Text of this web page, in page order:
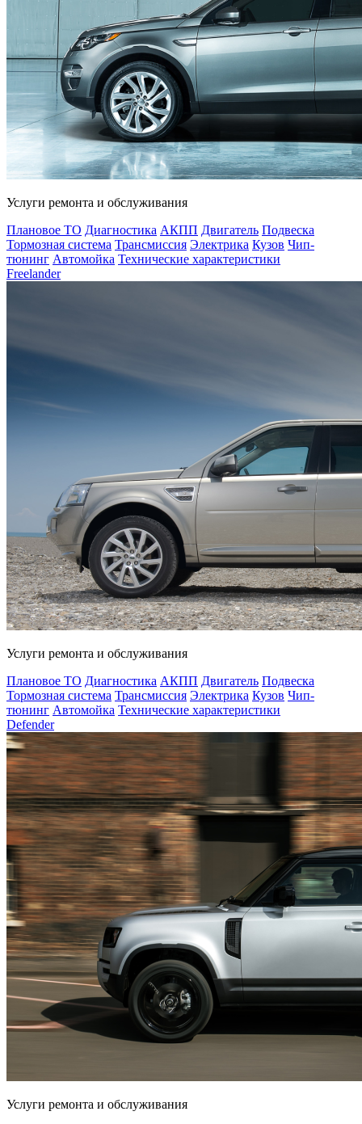
Услуги ремонта и обслуживания
Плановое ТО Диагностика АКПП Двигатель Подвеска
Тормозная система Трансмиссия Электрика Кузов Чип-
тюнинг Автомойка Технические характеристики
Freelander
Услуги ремонта и обслуживания
Плановое ТО Диагностика АКПП Двигатель Подвеска
Тормозная система Трансмиссия Электрика Кузов Чип-
тюнинг Автомойка Технические характеристики
Defender
Услуги ремонта и обслуживания